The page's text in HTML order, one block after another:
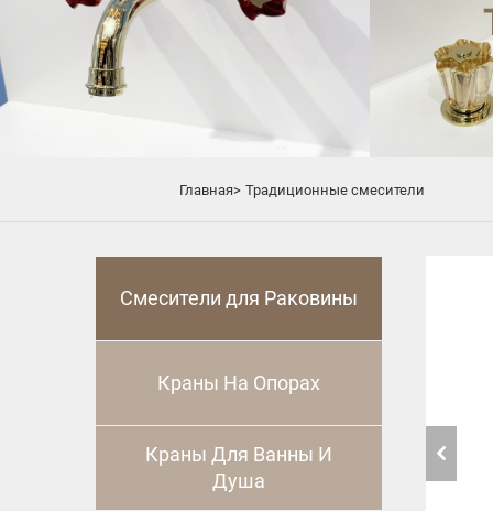
Главная> Традиционные смесители
Смесители для Раковины
Краны На Опорах
Краны Для Ванны И
Душа